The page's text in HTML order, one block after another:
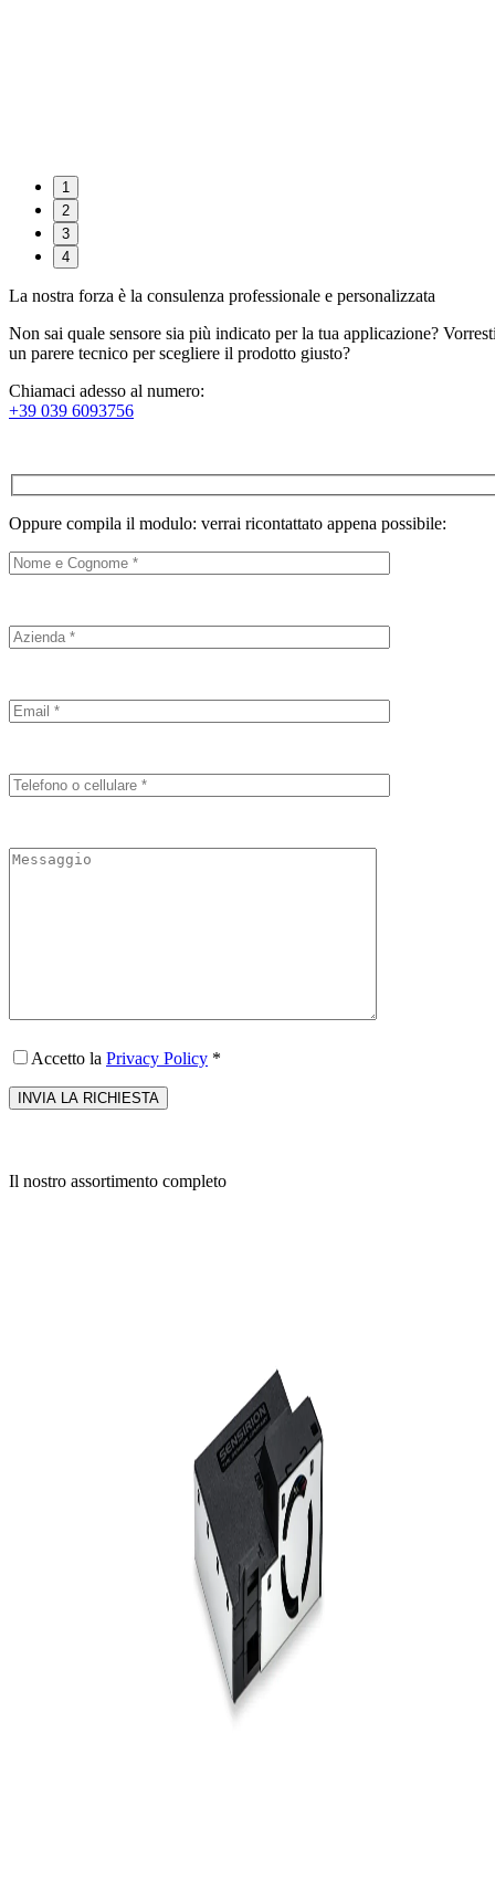
1
2
3
4
La nostra forza è la consulenza professionale e personalizzata
Non sai quale sensore sia più indicato per la tua applicazione?
un parere tecnico per scegliere il prodotto giusto?
Chiamaci adesso al numero:
+39 039 6093756
Oppure compila il modulo: verrai ricontattato appena possibile:
Accetto la Privacy Policy *
Il nostro assortimento completo